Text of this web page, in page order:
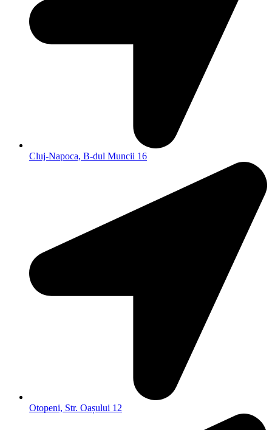
Cluj-Napoca, B-dul Muncii 16
Otopeni, Str. Oașului 12